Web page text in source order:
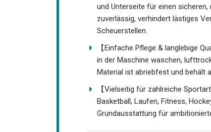
Ober- und Unterseite für einen
Schienbeinschoner zuverlässig,
zusätzlichen Schutz vor
【Einfache Pflege & langlebige
oder in der Maschine waschen,
robuste Material ist abriebfest
【Vielseitig für zahlreiche
Basketball, Laufen, Fitness,
Grundausstattung für